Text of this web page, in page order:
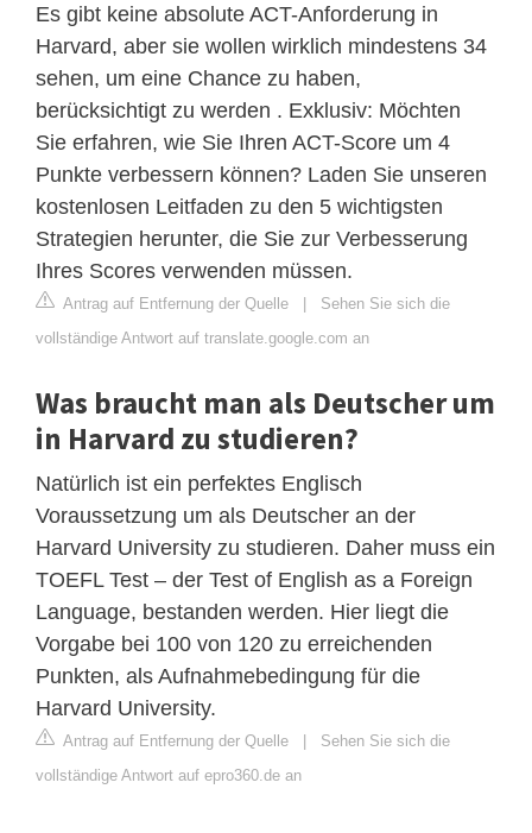
Es gibt keine absolute ACT-Anforderung in
Harvard, aber sie wollen wirklich mindestens 34
sehen, um eine Chance zu haben,
berücksichtigt zu werden . Exklusiv: Möchten
Sie erfahren, wie Sie Ihren ACT-Score um 4
Punkte verbessern können? Laden Sie unseren
kostenlosen Leitfaden zu den 5 wichtigsten
Strategien herunter, die Sie zur Verbesserung
Ihres Scores verwenden müssen.
Antrag auf Entfernung der Quelle | Sehen Sie sich die
vollständige Antwort auf translate.google.com an
Was braucht man als Deutscher um
in Harvard zu studieren?
Natürlich ist ein perfektes Englisch
Voraussetzung um als Deutscher an der
Harvard University zu studieren. Daher muss ein
TOEFL Test – der Test of English as a Foreign
Language, bestanden werden. Hier liegt die
Vorgabe bei 100 von 120 zu erreichenden
Punkten, als Aufnahmebedingung für die
Harvard University.
Antrag auf Entfernung der Quelle | Sehen Sie sich die
vollständige Antwort auf epro360.de an